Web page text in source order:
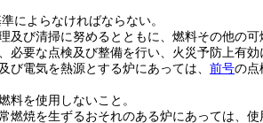
によらなければならない。
及び清掃に努めるとともに、燃料その他の可
必要な点検及び整備を行い、火災予防上有効
び電気を熱源とする炉にあっては、 前号の点
料を使用しないこと。
燃焼を生ずるおそれのある炉にあっては、使